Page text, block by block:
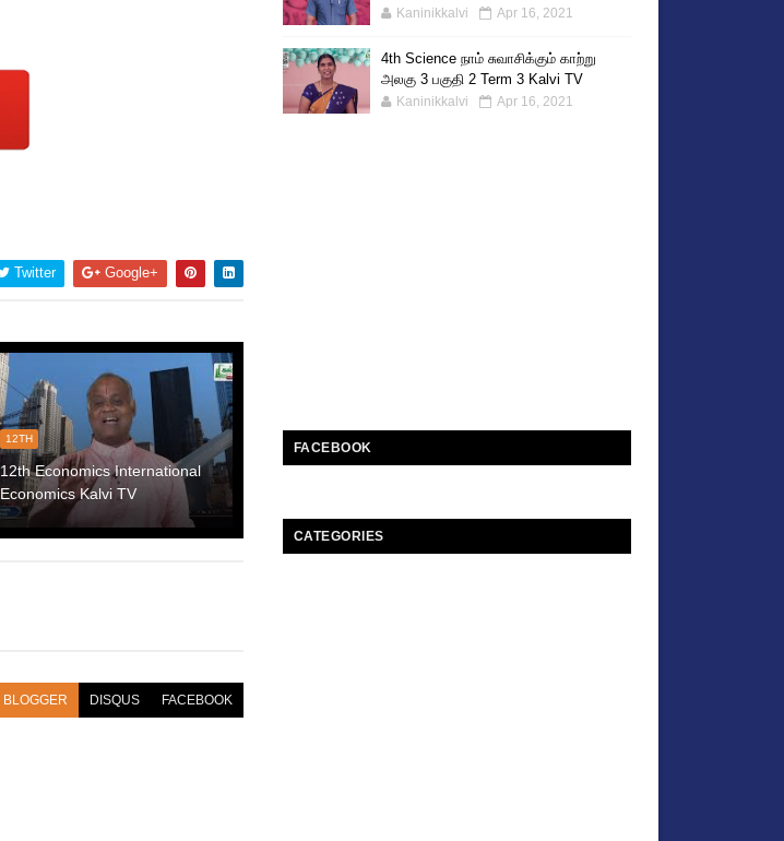
Twitter Google+
12TH
12th Economics International
Economics Kalvi TV
BLOGGER DISQUS FACEBOOK
Kaninikkalvi Apr 16, 2021
4th Science நாம் சுவாசிக்கும் காற்று
அலகு 3 பகுதி 2 Term 3 Kalvi TV
Kaninikkalvi Apr 16, 2021
FACEBOOK
CATEGORIES